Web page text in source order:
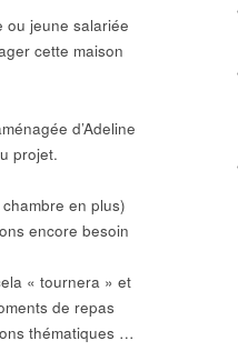
ou jeune salariée
cette maison
d’Adeline
projet.
en plus)
encore besoin
« tournera » et
de repas
thématiques …